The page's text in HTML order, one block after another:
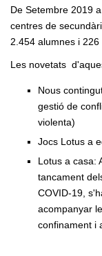
De Setembre 2019
centres de
2.454 alumnes i
Les novetats
Nous
gestió de
violenta)
Jocs Lotus a
Lotus a casa:
tancament
COVID-19,
acompanyar
confinament i